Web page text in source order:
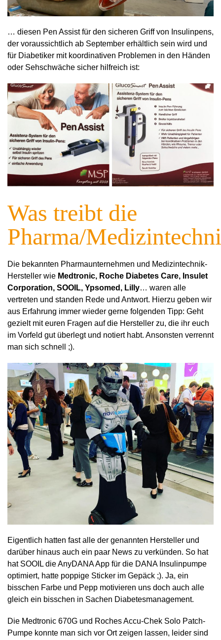
… diesen Pen Assist für den sicheren Griff von Insulinpens,
der voraussichtlich ab September erhältlich sein wird und
für Diabetiker mit koordinativen Problemen in den Händen
oder Sehschwäche sicher hilfreich ist:
Was treibt die
Pharma/
Die bekannten Pharmaunternehmen und Medizintechnik-
Hersteller wie Medtronic, Roche Diabetes Care, Insulet
Corporation, SOOIL, Ypsomed, Lilly… waren alle
vertreten und standen Rede und Antwort. Hierzu geben wir
aus Erfahrung immer wieder gerne folgenden Tipp: Geht
gezielt mit euren Fragen auf die Hersteller zu, die ihr euch
im Vorfeld gut überlegt und notiert habt. Ansonsten verrennt
man sich schnell ;).
Eigentlich hatten fast alle der genannten Hersteller und
darüber hinaus auch ein paar News zu verkünden. So hat
hat SOOIL die AnyDANA App für die DANA Insulinpumpe
optimiert, hatte poppige Sticker im Gepäck ;). Ja, ein
bisschen Farbe und Pepp motivieren uns doch auch alle
gleich ein bisschen in Sachen Diabetesmanagement.
Die Medtronic 670G und Roches Accu-Chek Solo Patch-
Pumpe konnte man sich vor Ort zeigen lassen, leider sind